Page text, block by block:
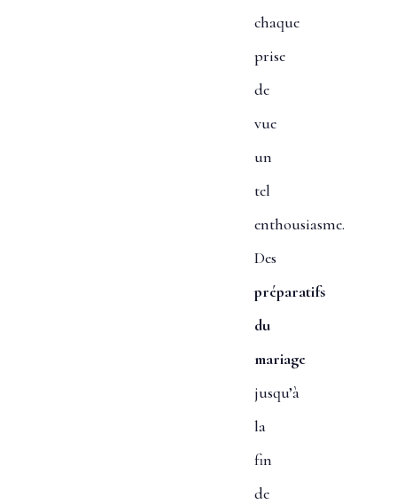
chaque
prise
de
vue
un
tel
enthousiasme.
Des
préparatifs
du
mariage
jusqu’à
la
fin
de